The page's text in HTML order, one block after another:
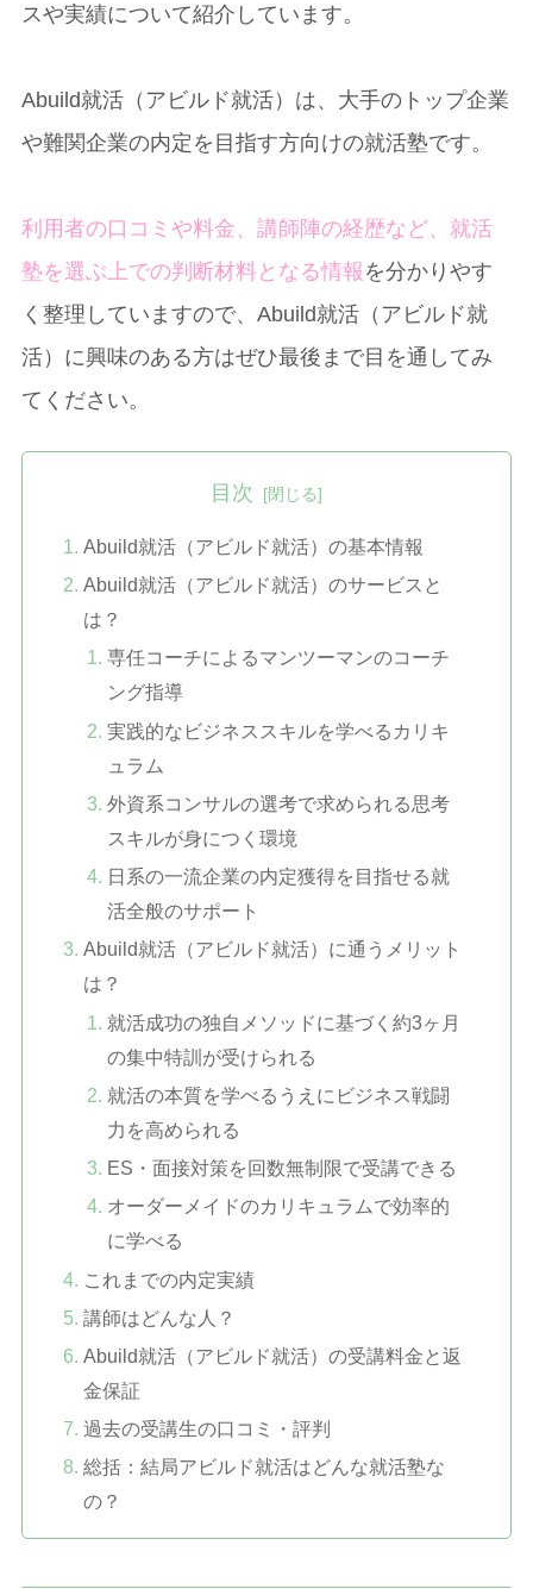
スや実績について紹介しています。
Abuild就活（アビルド就活）は、大手のトップ企業
や難関企業の内定を目指す方向けの就活塾です。
利用者の口コミや料金、講師陣の経歴など、就活
塾を選ぶ上での判断材料となる情報 を分かりやす
く整理していますので、Abuild就活（アビルド就
活）に興味のある方はぜひ最後まで目を通してみ
てください。
目次
Abuild就活（アビルド就活）の基本情報
Abuild就活（アビルド就活）のサービスと
は？
専任コーチによるマンツーマンのコーチ
ング指導
実践的なビジネススキルを学べるカリキ
ュラム
外資系コンサルの選考で求められる思考
スキルが身につく環境
日系の一流企業の内定獲得を目指せる就
活全般のサポート
Abuild就活（アビルド就活）に通うメリット
は？
就活成功の独自メソッドに基づく約3ヶ月
の集中特訓が受けられる
就活の本質を学べるうえにビジネス戦闘
力を高められる
ES・面接対策を回数無制限で受講できる
オーダーメイドのカリキュラムで効率的
に学べる
これまでの内定実績
講師はどんな人？
Abuild就活（アビルド就活）の受講料金と返
金保証
過去の受講生の口コミ・評判
総括：結局アビルド就活はどんな就活塾な
の？